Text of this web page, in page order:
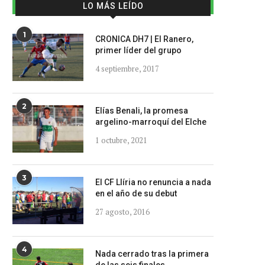
LO MÁS LEÍDO
1
CRONICA DH7 | El Ranero,
primer líder del grupo
4 septiembre, 2017
2
Elías Benali, la promesa
argelino-marroquí del Elche
1 octubre, 2021
3
El CF Llíria no renuncia a nada
en el año de su debut
27 agosto, 2016
4
Nada cerrado tras la primera